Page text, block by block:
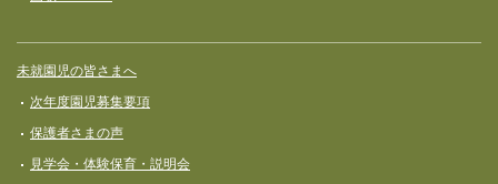
未就園児の皆さまへ
次年度園児募集要項
保護者さまの声
見学会・体験保育・説明会